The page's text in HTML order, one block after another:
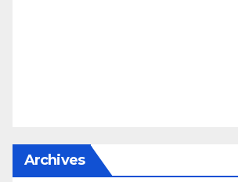
Archives